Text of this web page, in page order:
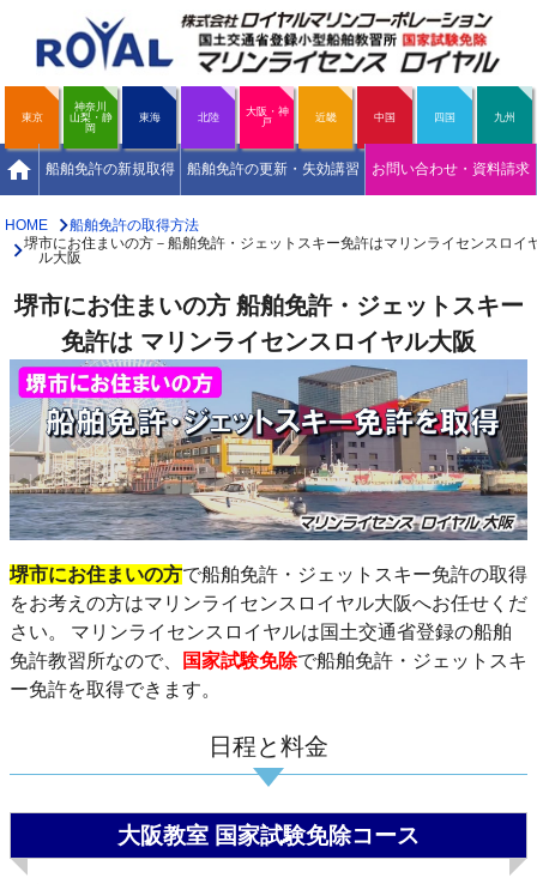
東京
神奈川
山梨・静
岡
東海 北陸
大阪・神
戸
近畿 中国 四国 九州
home 船舶免許の新規取得 船舶免許の更新・失効講習 お問い合わせ・資料請求
HOME
船舶免許の取得方法
堺市にお住まいの方－船舶免許・ジェットスキー免許はマリンライセンスロイ
ル大阪
堺市にお住まいの方 船舶免許・ジェットスキー
免許は マリンライセンスロイヤル大阪
堺市にお住まいの方で船舶免許・ジェットスキー免許の取得
をお考えの方はマリンライセンスロイヤル大阪へお任せくだ
さい。
マリンライセンスロイヤルは国土交通省登録の船舶
免許教習所なので、
国家試験免除で船舶免許・ジェットスキ
ー免許を取得できます。
日程と料金
大阪教室 国家試験免除コース